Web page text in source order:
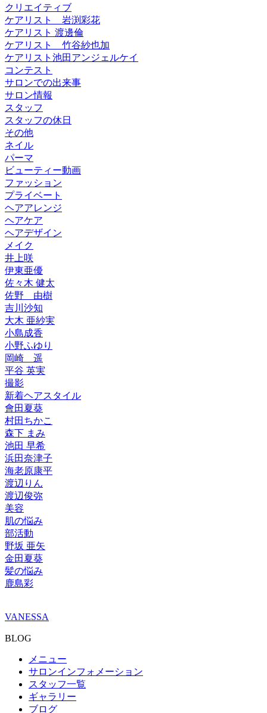
クリエイティブ
ケアリスト 岩渕彩花
ケアリスト 渡邊倫
ケアリスト 竹谷紗也加
ケアリスト池田アンジェルケイ
コンテスト
サロンでの出来事
サロン情報
スタッフ
スタッフの休日
その他
ネイル
パーマ
ビューティー動画
ファッション
プライベート
ヘアアレンジ
ヘアケア
ヘアデザイン
メイク
井上咲
伊東亜優
佐々木 健太
佐野 由樹
吉川沙知
大木 亜紗実
小島成香
小野ふゆり
岡崎 遥
平谷 英実
撮影
新着ヘアスタイル
會田夏葵
村田ちかこ
森下 まみ
池田 早希
浜田奈津子
海老原康平
渡辺りん
渡辺俊弥
美容
肌の悩み
部活動
野坂 亜矢
金田夏葵
髪の悩み
鹿島彩
VANESSA
BLOG
メニュー
サロンインフォメーション
スタッフ一覧
ギャラリー
ブログ